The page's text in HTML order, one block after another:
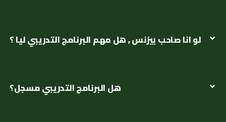
لو انا صاحب بيزنس , هل مهم البرنامج التدريبي ليا ؟
هل البرنامج التدريبي مسجل؟